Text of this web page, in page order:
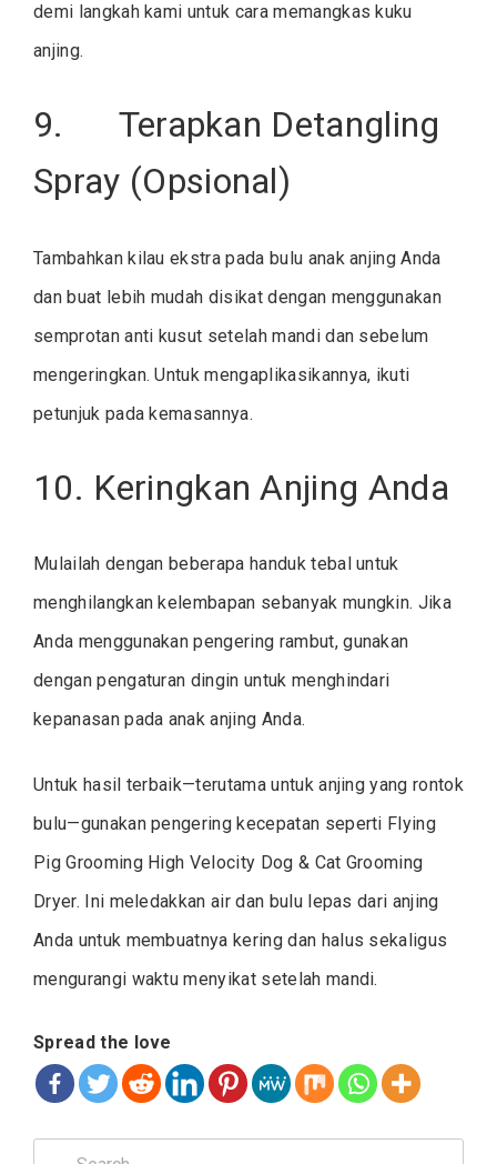
demi langkah kami untuk cara memangkas kuku
anjing.
9. Terapkan Detangling
Spray (Opsional)
Tambahkan kilau ekstra pada bulu anak anjing Anda
dan buat lebih mudah disikat dengan menggunakan
semprotan anti kusut setelah mandi dan sebelum
mengeringkan. Untuk mengaplikasikannya, ikuti
petunjuk pada kemasannya.
10. Keringkan Anjing Anda
Mulailah dengan beberapa handuk tebal untuk
menghilangkan kelembapan sebanyak mungkin. Jika
Anda menggunakan pengering rambut, gunakan
dengan pengaturan dingin untuk menghindari
kepanasan pada anak anjing Anda.
Untuk hasil terbaik—terutama untuk anjing yang rontok
bulu—gunakan pengering kecepatan seperti Flying
Pig Grooming High Velocity Dog & Cat Grooming
Dryer. Ini meledakkan air dan bulu lepas dari anjing
Anda untuk membuatnya kering dan halus sekaligus
mengurangi waktu menyikat setelah mandi.
Spread the love